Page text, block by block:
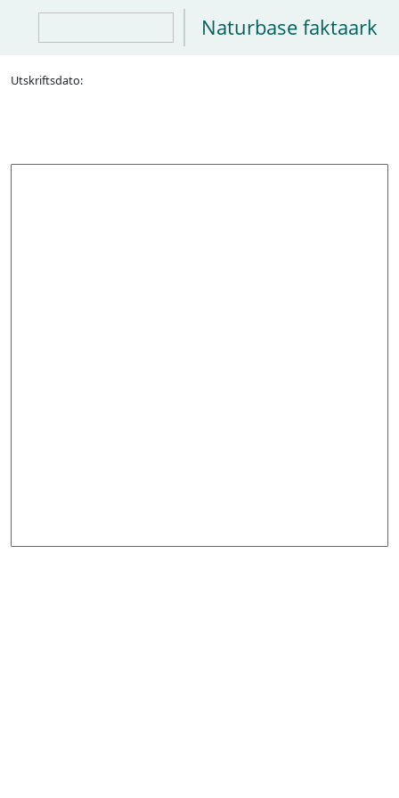
Naturbase faktaark
Utskriftsdato: